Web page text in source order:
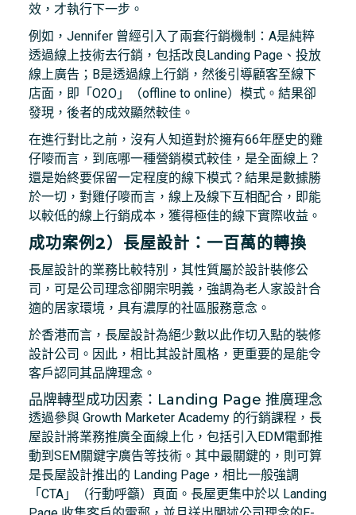
效，才執行下一步。
例如，Jennifer 曾經引入了兩套行銷機制：A是純粹
透過線上技術去行銷，包括改良Landing Page、投放
線上廣告；B是透過線上行銷，然後引導顧客至線下
店面，即「O2O」（offline to online）模式。結果卻
發現，後者的成效顯然較佳。
在進行對比之前，沒有人知道對於擁有66年歷史的雞
仔嘜而言，到底哪一種營銷模式較佳，是全面線上？
還是始終要保留一定程度的線下模式？結果是數據勝
於一切，對雞仔嘜而言，線上及線下互相配合，即能
以較低的線上行銷成本，獲得極佳的線下實際收益。
成功案例2）長屋設計：一百萬的轉換
長屋設計的業務比較特別，其性質屬於設計裝修公
司，可是公司理念卻開宗明義，強調為老人家設計合
適的居家環境，具有濃厚的社區服務意念。
於香港而言，長屋設計為絕少數以此作切入點的裝修
設計公司。因此，相比其設計風格，更重要的是能令
客戶認同其品牌理念。
品牌轉型成功因素：Landing Page 推廣理念
透過參與 Growth Marketer Academy 的行銷課程，長
屋設計將業務推廣全面線上化，包括引入EDM電郵推
動到SEM關鍵字廣告等技術。其中最關鍵的，則可算
是長屋設計推出的 Landing Page，相比一般強調
「CTA」（行動呼籲）頁面。長屋更集中於以 Landing